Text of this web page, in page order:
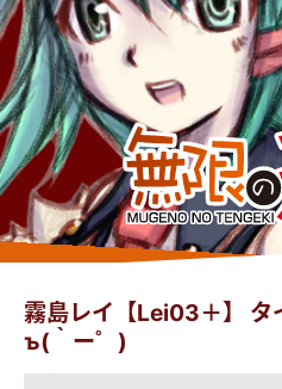
霧島レイ【Lei03＋】 タ
ъ(｀ー゜)